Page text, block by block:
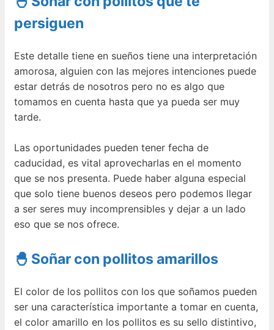
persiguen
Este detalle tiene en sueños tiene una interpretación
amorosa, alguien con las mejores intenciones puede
estar detrás de nosotros pero no es algo que
tomamos en cuenta hasta que ya pueda ser muy
tarde.
Las oportunidades pueden tener fecha de
caducidad, es vital aprovecharlas en el momento
que se nos presenta. Puede haber alguna especial
que solo tiene buenos deseos pero podemos llegar
a ser seres muy incomprensibles y dejar a un lado
eso que se nos ofrece.
🐣 Soñar con pollitos amarillos
El color de los pollitos con los que soñamos pueden
ser una característica importante a tomar en cuenta,
el color amarillo en los pollitos es su sello distintivo,